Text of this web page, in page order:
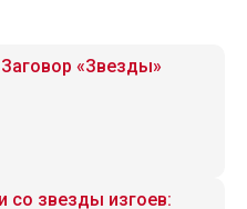
«Звезды»
со звезды изгоев: